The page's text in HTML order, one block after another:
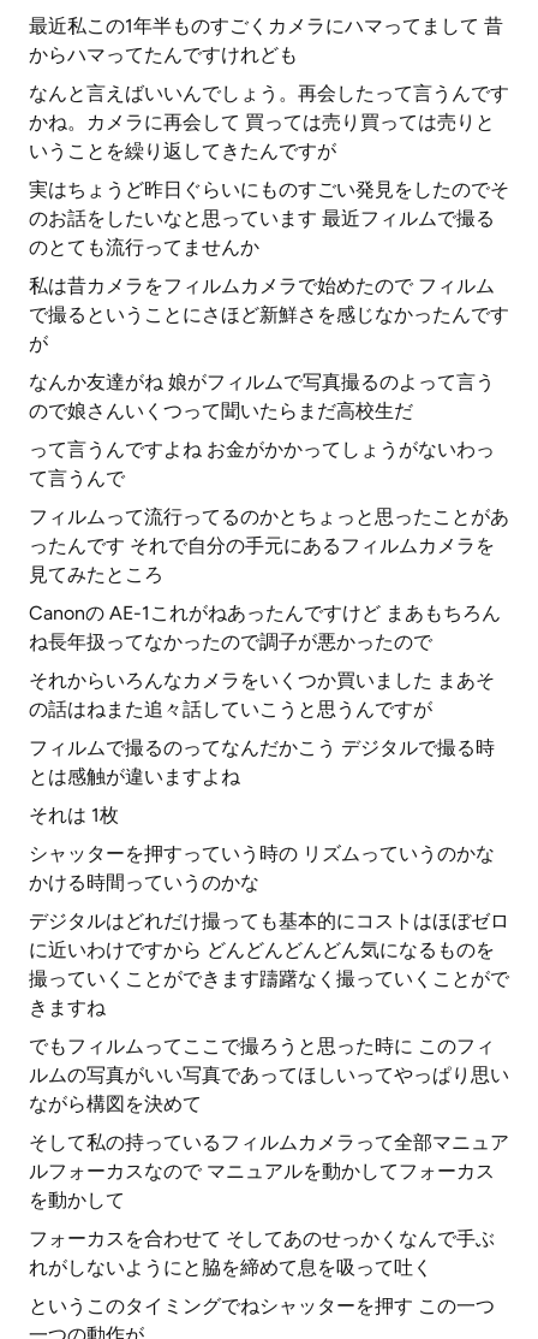
最近私この1年半ものすごくカメラにハマってまして 昔
からハマってたんですけれども
なんと言えばいいんでしょう。再会したって言うんです
かね。カメラに再会して 買っては売り買っては売りと
いうことを繰り返してきたんですが
実はちょうど昨日ぐらいにものすごい発見をしたのでそ
のお話をしたいなと思っています 最近フィルムで撮る
のとても流行ってませんか
私は昔カメラをフィルムカメラで始めたので フィルム
で撮るということにさほど新鮮さを感じなかったんです
が
なんか友達がね 娘がフィルムで写真撮るのよって言う
ので娘さんいくつって聞いたらまだ高校生だ
って言うんですよね お金がかかってしょうがないわっ
て言うんで
フィルムって流行ってるのかとちょっと思ったことがあ
ったんです それで自分の手元にあるフィルムカメラを
見てみたところ
Canonの AE-1これがねあったんですけど まあもちろん
ね長年扱ってなかったので調子が悪かったので
それからいろんなカメラをいくつか買いました まあそ
の話はねまた追々話していこうと思うんですが
フィルムで撮るのってなんだかこう デジタルで撮る時
とは感触が違いますよね
それは 1枚
シャッターを押すっていう時の リズムっていうのかな
かける時間っていうのかな
デジタルはどれだけ撮っても基本的にコストはほぼゼロ
に近いわけですから どんどんどんどん気になるものを
撮っていくことができます躊躇なく撮っていくことがで
きますね
でもフィルムってここで撮ろうと思った時に このフィ
ルムの写真がいい写真であってほしいってやっぱり思い
ながら構図を決めて
そして私の持っているフィルムカメラって全部マニュア
ルフォーカスなので マニュアルを動かしてフォーカス
を動かして
フォーカスを合わせて そしてあのせっかくなんで手ぶ
れがしないようにと脇を締めて息を吸って吐く
というこのタイミングでねシャッターを押す この一つ